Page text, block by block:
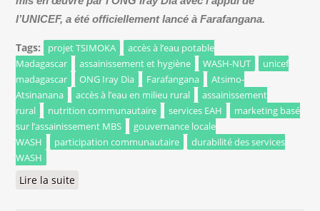
l’UNICEF, a été officiellement lancé à Farafangana.
Tags: projet TSIMOKA
accès à l’eau potable
Madagascar
assainissement et hygiène WASH-NUT
unicef
madagascar
ONG Iray Dia Farafangana
Atsimo-
Atsinanana
accès à l’eau en milieu rural
assainissement
rural
nutrition communautaire services EAH
marketing basé
sur l’assainissement MBS
gouvernance locale
WASH
participation communautaire
durabilité des services
WASH
Lire la suite